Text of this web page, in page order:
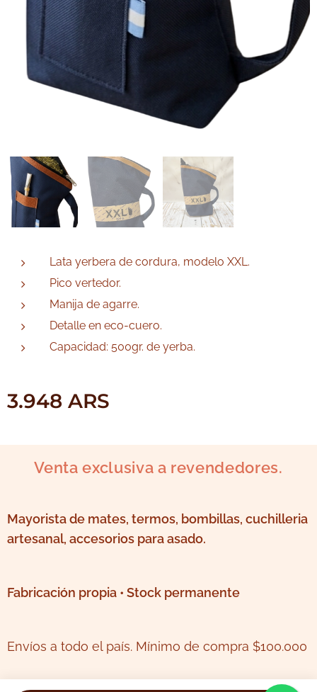
Lata yerbera de cordura, modelo XXL.
Pico vertedor.
Manija de agarre.
Detalle en eco-cuero.
Capacidad: 500gr. de yerba.
3.948 ARS
Venta exclusiva a revendedores.
Mayorista de mates, termos, bombillas, cuchilleria
artesanal, accesorios para asado.
Fabricación propia • Stock permanente
Envíos a todo el país. Mínimo de compra $100.000